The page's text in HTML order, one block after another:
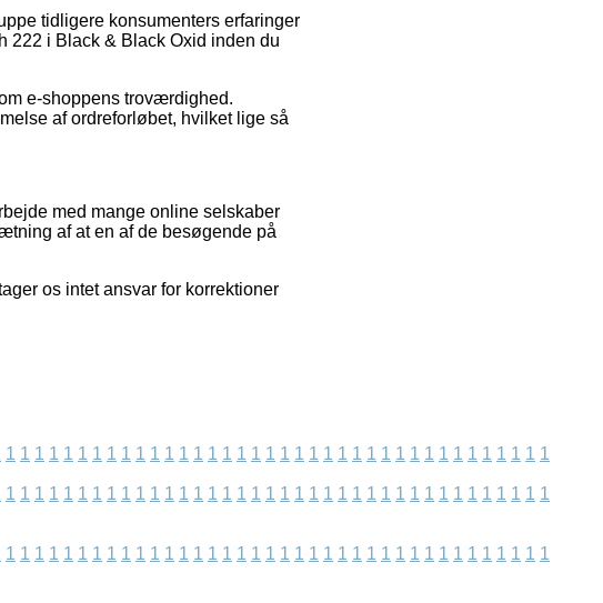
tidligere konsumenters erfaringer
222 i Black & Black Oxid inden du
e-shoppens troværdighed.
af ordreforløbet, hvilket lige så
med mange online selskaber
af at en af de besøgende på
os intet ansvar for korrektioner
1 1 1 1 1 1 1 1 1 1 1 1 1 1 1 1 1 1 1 1 1 1 1 1 1 1 1 1 1 1 1 1 1 1 1 1 1 1
1 1 1 1 1 1 1 1 1 1 1 1 1 1 1 1 1 1 1 1 1 1 1 1 1 1 1 1 1 1 1 1 1 1 1 1 1 1
1 1 1 1 1 1 1 1 1 1 1 1 1 1 1 1 1 1 1 1 1 1 1 1 1 1 1 1 1 1 1 1 1 1 1 1 1 1